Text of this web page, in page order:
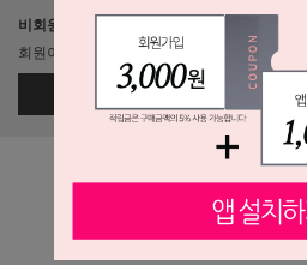
비회원이신가요?
회원이 되시면 빠른 신상품 정보와 다양한 할
회원가입